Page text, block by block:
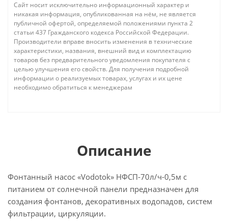
Сайт носит исключительно информационный характер и
никакая информация, опубликованная на нём, не является
публичной офертой, определяемой положениями пункта 2
статьи 437 Гражданского кодекса Российской Федерации.
Производители вправе вносить изменения в технические
характеристики, названия, внешний вид и комплектацию
товаров без предварительного уведомления покупателя с
целью улучшения его свойств. Для получения подробной
информации о реализуемых товарах, услугах и их цене
необходимо обратиться к менеджерам
Описание
Фонтанный насос «Vodotok» НФСП-70л/ч-0,5м с
питанием от солнечной панели предназначен для
создания фонтанов, декоративных водопадов, систем
фильтрации, циркуляции.